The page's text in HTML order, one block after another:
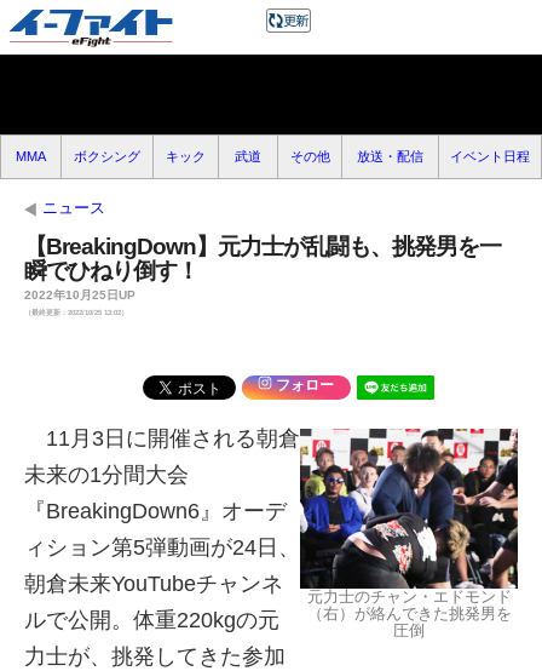
MMA ボクシング キック 武道 その他 放送・配信 イベント日程
ニュース
【BreakingDown】元力士が乱闘も、挑発男を一
瞬でひねり倒す！
2022年10月25日UP
（最終更新：2022/10/25 13:02）
フォロー
元力士のチャン・エドモンド
（右）が絡んできた挑発男を
圧倒
11月3日に開催される朝倉
未来の1分間大会
『BreakingDown6』オーデ
ィション第5弾動画が24日、
朝倉未来YouTubeチャンネ
ルで公開。体重220kgの元
力士が、挑発してきた参加